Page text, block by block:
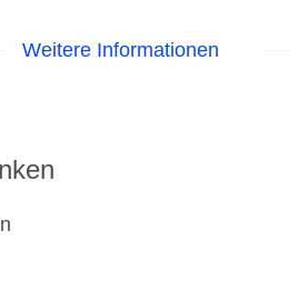
Weitere Informationen